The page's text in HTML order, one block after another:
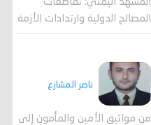
المشهد اليمني: تقاطعات
المصالح الدولية وارتدادات الأزمة
ناصر المشارع
من مواثيق الأمين والمأمون إلى